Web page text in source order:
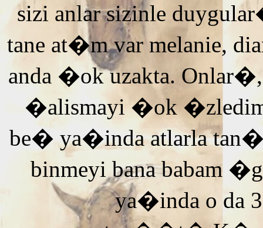
sizi anlar sizinle
tane at�m var melanie,
anda �ok uzakta.
�alismayi �ok
be� ya�inda atlarla
binmeyi bana babam
ya�inda o da